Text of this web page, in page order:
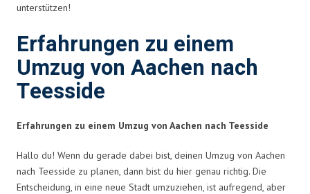
unterstützen!
Erfahrungen zu einem
Umzug von Aachen nach
Teesside
Erfahrungen zu einem Umzug von Aachen nach Teesside
Hallo du! Wenn du gerade dabei bist, deinen Umzug von Aachen
nach Teesside zu planen, dann bist du hier genau richtig. Die
Entscheidung, in eine neue Stadt umzuziehen, ist aufregend, aber